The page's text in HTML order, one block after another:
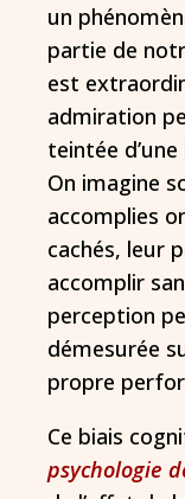
un
partie de
est
admiration
teintée
On imagine
accomplies
cachés, leur
accomplir
perception
démesurée
propre
Ce biais
psychologie